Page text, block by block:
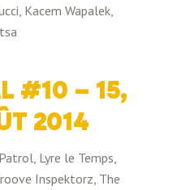
Kacem Wapalek,
#10 – 15,
2014
Lyre le Temps,
Inspektorz, The